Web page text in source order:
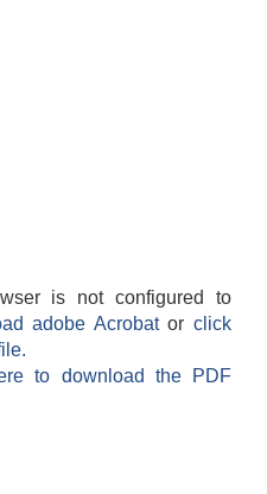
is not configured to
adobe Acrobatorclick
to download the PDF